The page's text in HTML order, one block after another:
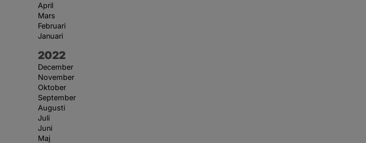
April
Mars
Februari
Januari
År:
2022
December
November
Oktober
September
Augusti
Juli
Juni
Maj